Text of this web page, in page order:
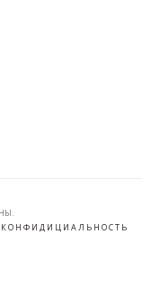
КОНФИДИЦИАЛЬНОСТЬ